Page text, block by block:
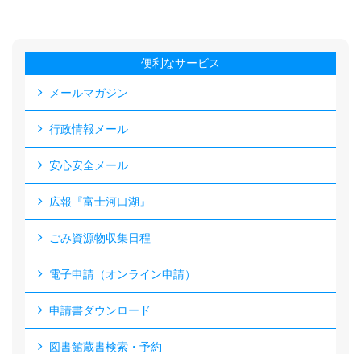
便利なサービス
メールマガジン
行政情報メール
安心安全メール
広報『富士河口湖』
ごみ資源物収集日程
電子申請（オンライン申請）
申請書ダウンロード
図書館蔵書検索・予約